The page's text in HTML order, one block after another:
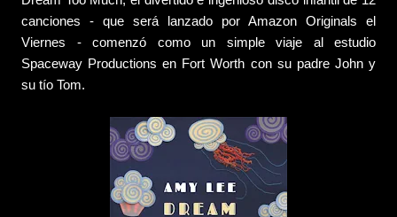
canciones - que será lanzado por Amazon Originals el
Viernes - comenzó como un simple viaje al estudio
Spaceway Productions en Fort Worth con su padre John y
su tío Tom.